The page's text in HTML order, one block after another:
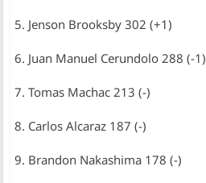
5. Jenson Brooksby 302 (+1)
6. Juan Manuel Cerundolo 288 (-1)
7. Tomas Machac 213 (-)
8. Carlos Alcaraz 187 (-)
9. Brandon Nakashima 178 (-)